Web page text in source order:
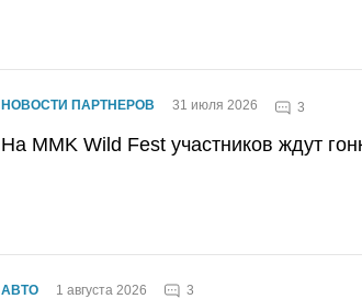
НОВОСТИ ПАРТНЕРОВ 31 июля 2026 3
На MMK Wild Fest участников ждут
АВТО 1 августа 2026 3